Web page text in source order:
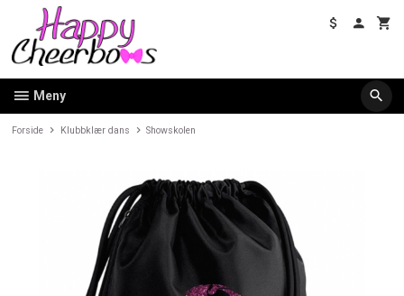
innholdet
Meny
Forside Klubbklær dans Showskolen